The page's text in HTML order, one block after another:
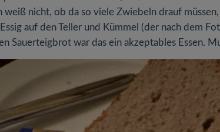
weiß nicht, ob da so viele Zwiebeln drauf
auf den Teller und Kümmel (der nach dem
Sauerteigbrot war das ein akzeptables Essen.